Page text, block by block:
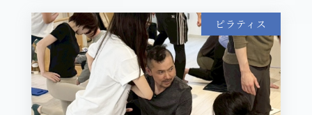
ピラティス